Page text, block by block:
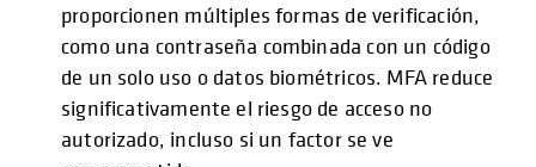
proporcionen múltiples formas de verificación,
como una contraseña combinada con un código
de un solo uso o datos biométricos. MFA reduce
significativamente el riesgo de acceso no
autorizado, incluso si un factor se ve